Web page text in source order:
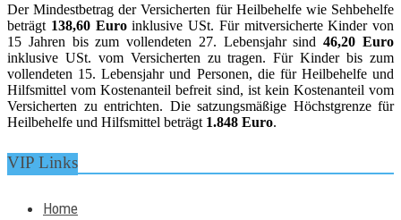
Der Mindestbetrag der Versicherten für Heilbehelfe wie Sehbehelfe
beträgt 138,60 Euroinklusive USt. Für mitversicherte Kinder von
15 Jahren bis zum vollendeten 27. Lebensjahr sind46,20 Euro
inklusive USt. vom Versicherten zu tragen. Für Kinder bis zum
vollendeten 15. Lebensjahr und Personen, die für Heilbehelfe und
Hilfsmittel vom Kostenanteil befreit sind, ist kein Kostenanteil vom
Versicherten zu entrichten. Die satzungsmäßige Höchstgrenze für
Heilbehelfe und Hilfsmittel beträgt 1.848 Euro.
VIP Links
Home